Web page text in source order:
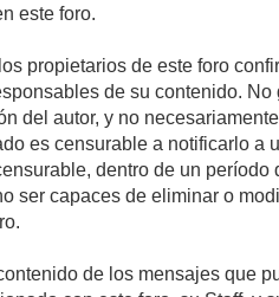
este foro.
propietarios de este foro
de su contenido.
del autor, y no
es censurable a notificarlo a
dentro de un
ser capaces de eliminar o
de los mensajes que